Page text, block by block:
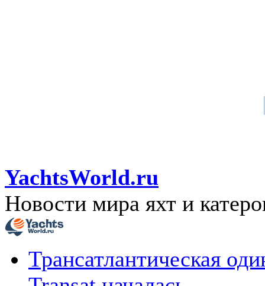
YachtsWorld.ru
Новости мира яхт и
Трансатлантическая